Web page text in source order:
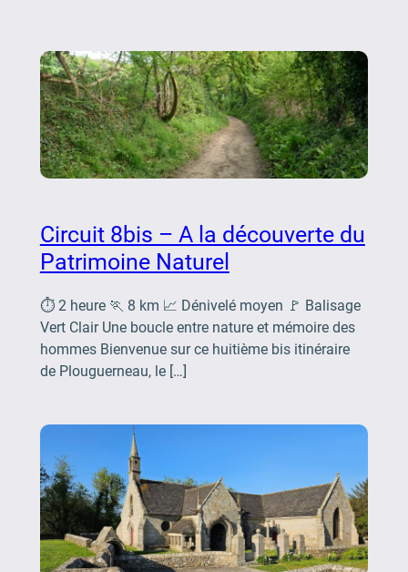
Circuit 8bis – A la découverte du
Patrimoine Naturel
⏱️ 2 heure 🏃 8 km 📈 Dénivelé moyen 🚩 Balisage
Vert Clair Une boucle entre nature et mémoire des
hommes Bienvenue sur ce huitième bis itinéraire
de Plouguerneau, le […]